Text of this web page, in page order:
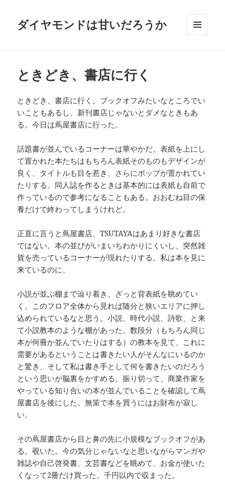
ダイヤモンドは甘いだろうか
ときどき、書店に行く
ときどき、書店に行く。ブックオフみたいなところでい
いこともあるし、新刊書店じゃないとダメなときもあ
る。今日は蔦屋書店に行った。
話題書が並んでいるコーナーは華やかだ。表紙を上にし
て置かれた本たちはもちろん表紙そのものもデザインが
良く、タイトルも目を惹き、さらにポップが置かれてい
たりする。同人誌を作るときは基本的には表紙も自前で
作っているので参考になることもある。おおむね目の保
養だけで終わってしまうけれど。
正直に言うと蔦屋書店、TSUTAYAはあまり好きな書店
ではない。本の並びがいまいちわかりにくいし、突然雑
貨を売っているコーナーが現れたりする。私は本を見に
来ているのに。
小説が並ぶ棚まで辿り着き、ざっと背表紙を眺めてい
く。このフロア全体から見れば随分と狭いエリアに押し
込められているなと思う。小説、時代小説、詩歌、と来
て小説教本のような棚があった。数段分（もちろん同じ
本が何冊か並んでいたりはする）の教本を見て、これに
需要があるということは書きたい人がそんなにいるのか
と驚き、そして私は書き手として何を書きたいのだろう
という思いが脳裏をかすめる。振り切って、商業作家を
やっている知り合いの本が並んでいることを確認して蔦
屋書店を後にした。無策で本を買うにはお財布が寂し
い。
その蔦屋書店から目と鼻の先に小規模なブックオフがあ
る。覗いた。今の気分じゃないなと思いながらマンガや
雑誌や自己啓発書、文芸書などを眺めて、お金が使いた
くなって2冊だけ買った。千円以内で収まった。